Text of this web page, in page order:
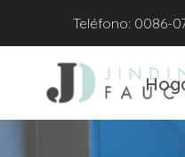
Teléfono: 0086-